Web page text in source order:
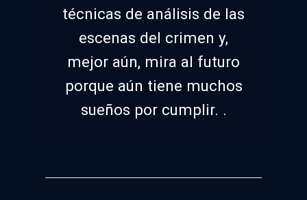
técnicas de análisis de las
escenas del crimen y,
mejor aún, mira al futuro
porque aún tiene muchos
sueños por cumplir. .